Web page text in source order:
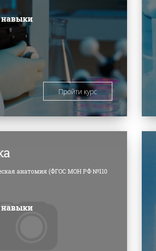
Пройти курс
анатомия (ФГОС МОН РФ №110